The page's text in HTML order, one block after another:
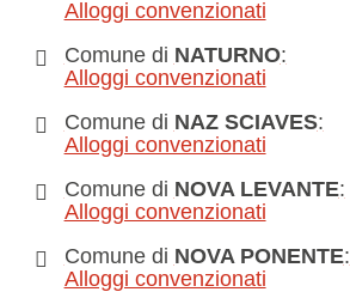
Alloggi convenzionati
Comune di NATURNO:
Alloggi convenzionati
Comune di NAZ SCIAVES:
Alloggi convenzionati
Comune di NOVA LEVANTE:
Alloggi convenzionati
Comune di NOVA PONENTE:
Alloggi convenzionati